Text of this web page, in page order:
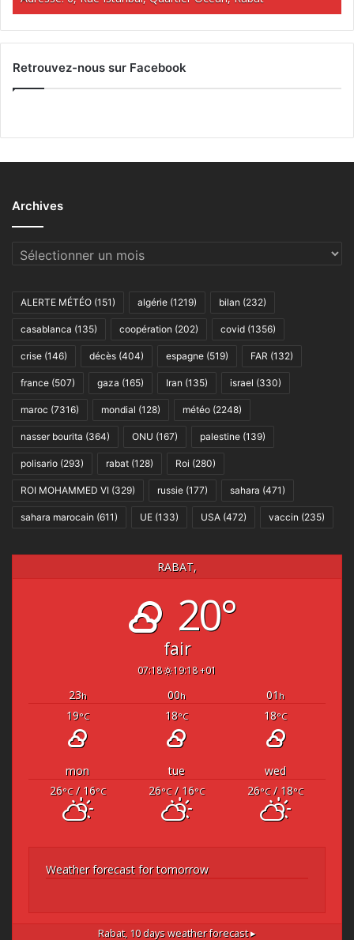
Retrouvez-nous sur Facebook
Archives
Archives
ALERTE MÉTÉO (151) algérie (1219) bilan (232)
casablanca (135) coopération (202) covid (1356)
crise (146) décès (404) espagne (519) FAR (132)
france (507) gaza (165) Iran (135) israel (330)
maroc (7316) mondial (128) météo (2248)
nasser bourita (364) ONU (167) palestine (139)
polisario (293) rabat (128) Roi (280)
ROI MOHAMMED VI (329) russie (177) sahara (471)
sahara marocain (611) UE (133) USA (472) vaccin (235)
RABAT,
20°
fair
07:18 19:18 +01
23h 00h 01 h
19°C 18°C 18°C
mon tue
wed
26°C/ 16°C 26°C/ 16°C 26°C/ 18°C
Weather forecast for tomorrow
Rabat, 10 days weather forecast ▸